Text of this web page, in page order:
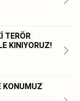
TERÖR
KINIYORUZ!
KONUMUZ